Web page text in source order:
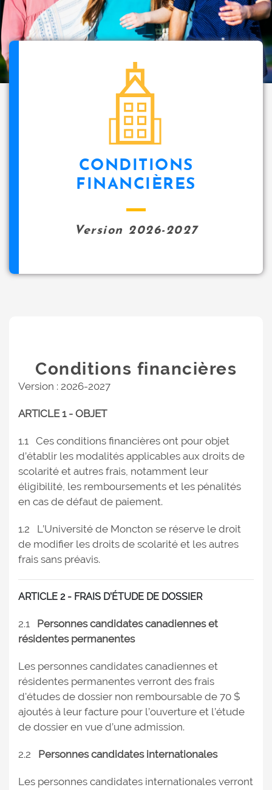
p
a
l
CONDITIONS
FINANCIÈRES
Version 2026-2027
Conditions financières
Version : 2026-2027
ARTICLE 1 - OBJET
1.1 Ces conditions financières ont pour objet
d’établir les modalités applicables aux droits de
scolarité et autres frais, notamment leur
éligibilité, les remboursements et les pénalités
en cas de défaut de paiement.
1.2 L’Université de Moncton se réserve le droit
de modifier les droits de scolarité et les autres
frais sans préavis.
ARTICLE 2 - FRAIS D’ÉTUDE DE DOSSIER
2.1 Personnes candidates canadiennes et
résidentes permanentes
Les personnes candidates canadiennes et
résidentes permanentes verront des frais
d'études de dossier non remboursable de 70 $
ajoutés à leur facture pour l’ouverture et l’étude
de dossier en vue d’une admission.
2.2 Personnes candidates internationales
Les personnes candidates internationales verront